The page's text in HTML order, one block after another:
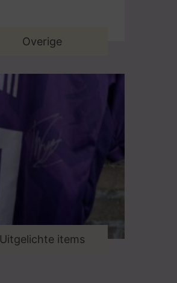
Overige
Uitgelichte items